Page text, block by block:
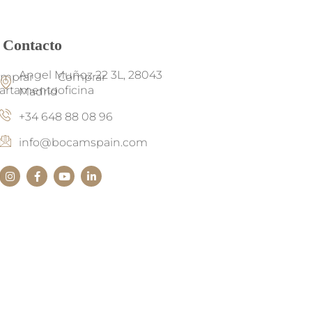
Comprar
oficina
Contacto
Angel Muñoz 22 3L, 28043
Madrid
+34 648 88 08 96
info@bocamspain.com